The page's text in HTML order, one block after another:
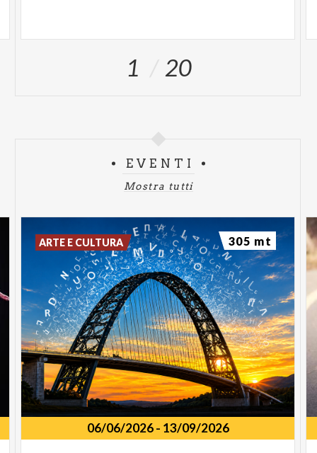
1 20
EVENTI
Mostra tutti
06/06/2026- 13/09/2026
ARTE E CULTURA 305 mt